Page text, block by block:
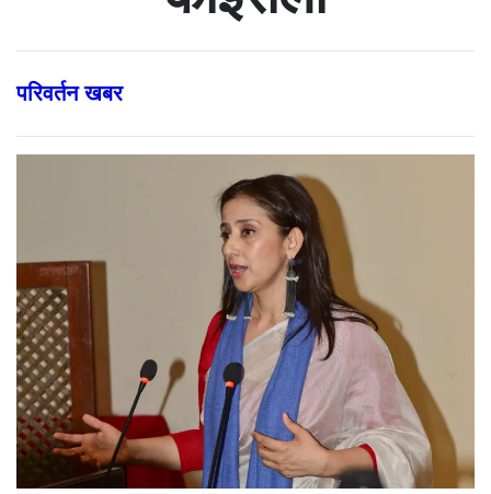
परिवर्तन खबर